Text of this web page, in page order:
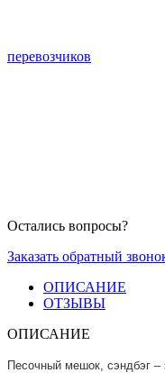
перевозчиков
Остались вопросы?
Заказать обратный
ОПИСАНИЕ
ОТЗЫВЫ
ОПИСАНИЕ
Песочный мешок, сэндбэг –